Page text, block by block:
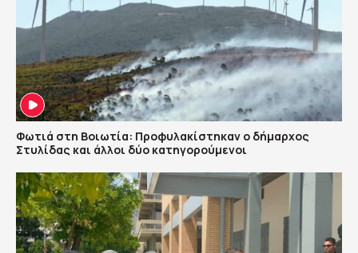
Φωτιά στη Βοιωτία: Προφυλακίστηκαν ο δήμαρχος
Στυλίδας και άλλοι δύο κατηγορούμενοι